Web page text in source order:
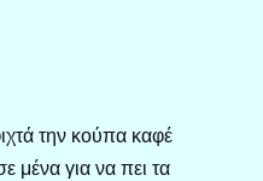
την κούπα καφέ
μένα για να πει τα